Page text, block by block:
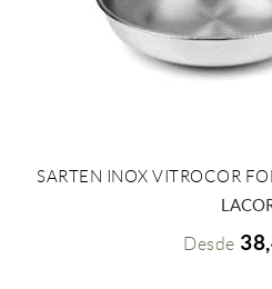
+ INFO
SARTEN INOX VITROCOR
Desde